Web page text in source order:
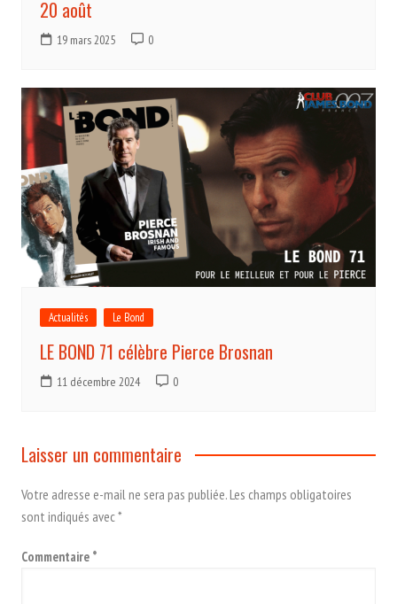
20 août
19 mars 2025 0
Actualités Le Bond
LE BOND 71 célèbre Pierce Brosnan
11 décembre 2024 0
Laisser un commentaire
Votre adresse e-mail ne sera pas publiée.Les champs obligatoires
sont indiqués avec*
Commentaire *